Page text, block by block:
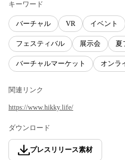
キーワード
バーチャル VR イベント
フェスティバル 展示会 夏
バーチャルマーケット オンラ
関連リンク
https://www.hikky.life/
ダウンロード
プレスリリース素材